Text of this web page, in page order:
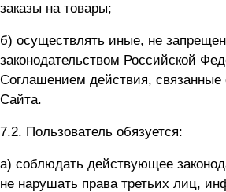
заказы на товары;
б) осуществлять иные, не
законодательством Российской
Соглашением действия, связанные
Сайта.
7.2. Пользователь обязуется:
а) соблюдать действующее
не нарушать права третьих лиц,